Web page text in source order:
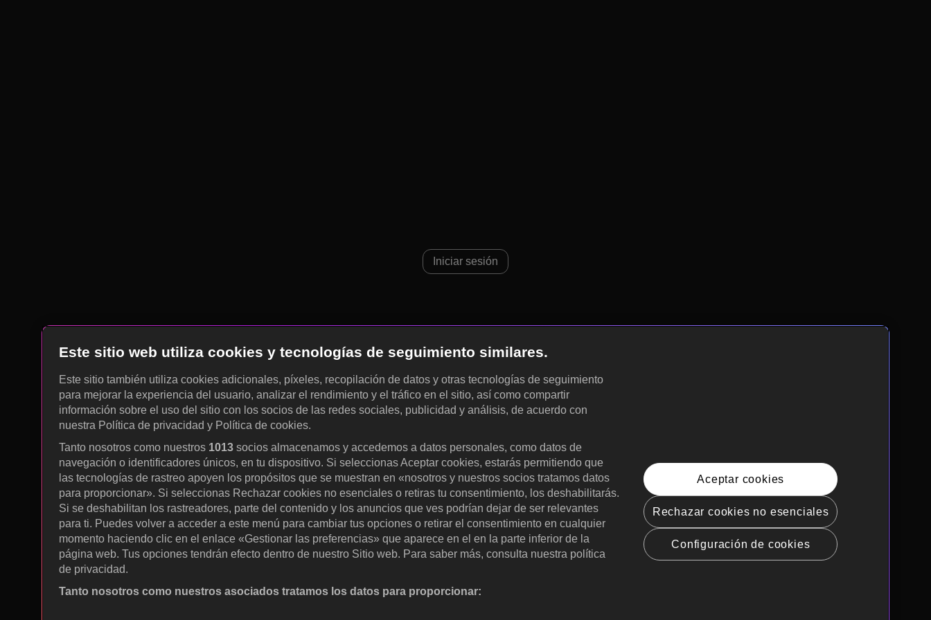
Iniciar sesión
Este sitio web utiliza cookies y tecnologías de seguimiento similares.
Este sitio también utiliza cookies adicionales, píxeles, recopilación de datos y otras tecnologías de seguimiento
para mejorar la experiencia del usuario, analizar el rendimiento y el tráfico en el sitio, así como compartir
información sobre el uso del sitio con los socios de las redes sociales, publicidad y análisis, de acuerdo con
nuestra Política de privacidad y Política de cookies.
Tanto nosotros como nuestros 1013 socios almacenamos y accedemos a datos personales, como datos de
navegación o identificadores únicos, en tu dispositivo. Si seleccionas Aceptar cookies, estarás permitiendo que
las tecnologías de rastreo apoyen los propósitos que se muestran en «nosotros y nuestros socios tratamos datos
para proporcionar». Si seleccionas Rechazar cookies no esenciales o retiras tu consentimiento, los deshabilitarás.
Si se deshabilitan los rastreadores, parte del contenido y los anuncios que ves podrían dejar de ser relevantes
para ti. Puedes volver a acceder a este menú para cambiar tus opciones o retirar el consentimiento en cualquier
momento haciendo clic en el enlace «Gestionar las preferencias» que aparece en el en la parte inferior de la
página web. Tus opciones tendrán efecto dentro de nuestro Sitio web. Para saber más, consulta nuestra política
de privacidad.
Tanto nosotros como nuestros asociados tratamos los datos para proporcionar:
Aceptar cookies
Rechazar cookies no esenciales
Configuración de cookies